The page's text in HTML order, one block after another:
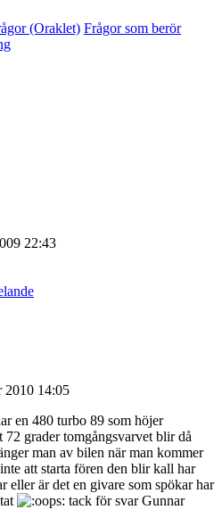
(Oraklet) Frågor som berör
22:43
2010 14:05
en 480 turbo 89 som höjer
grader tomgångsvarvet blir då
man av bilen när man kommer
att starta fören den blir kall har
eller är det en givare som spökar har
tack för svar Gunnar